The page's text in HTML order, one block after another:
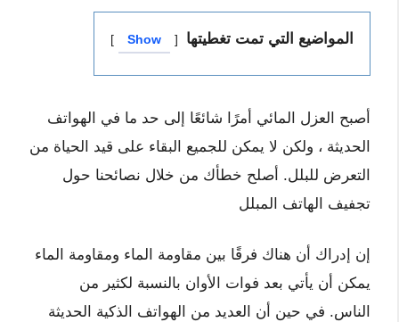
المواضيع التي تمت تغطيتها Show
أصبح العزل المائي أمرًا شائعًا إلى حد ما في الهواتف
الحديثة ، ولكن لا يمكن للجميع البقاء على قيد الحياة من
التعرض للبلل. أصلح خطأك من خلال نصائحنا حول
تجفيف الهاتف المبلل
إن إدراك أن هناك فرقًا بين مقاومة الماء ومقاومة الماء
يمكن أن يأتي بعد فوات الأوان بالنسبة لكثير من
الناس. في حين أن العديد من الهواتف الذكية الحديثة